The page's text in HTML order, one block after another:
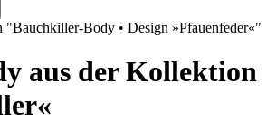
"Bauchkiller-Body • Design »Pfauenfeder«"
aus der Kollektion